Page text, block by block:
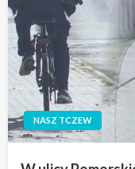
NASZ TCZEW